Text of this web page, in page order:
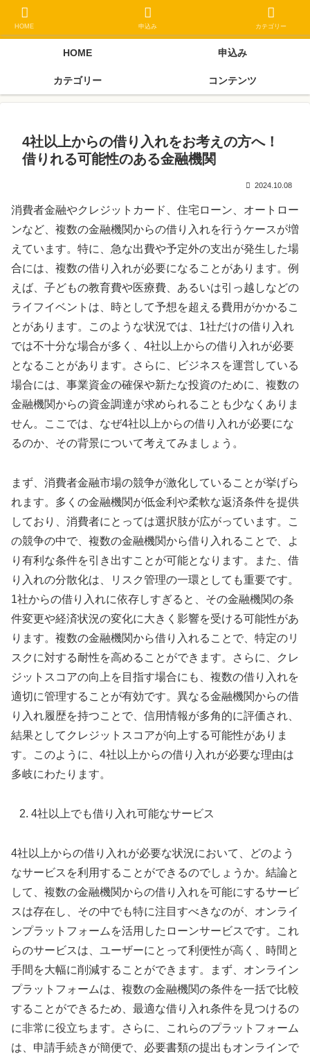
金クローネにご相談ください
HOME 申込み
カテゴリー コンテンツ
4社以上からの借り入れをお考えの方へ！
借りれる可能性のある金融機関
2024.10.08
消費者金融やクレジットカード、住宅ローン、オートロー
ンなど、複数の金融機関からの借り入れを行うケースが増
えています。特に、急な出費や予定外の支出が発生した場
合には、複数の借り入れが必要になることがあります。例
えば、子どもの教育費や医療費、あるいは引っ越しなどの
ライフイベントは、時として予想を超える費用がかかるこ
とがあります。このような状況では、1社だけの借り入れ
では不十分な場合が多く、4社以上からの借り入れが必要
となることがあります。さらに、ビジネスを運営している
場合には、事業資金の確保や新たな投資のために、複数の
金融機関からの資金調達が求められることも少なくありま
せん。ここでは、なぜ4社以上からの借り入れが必要にな
るのか、その背景について考えてみましょう。
まず、消費者金融市場の競争が激化していることが挙げら
れます。多くの金融機関が低金利や柔軟な返済条件を提供
しており、消費者にとっては選択肢が広がっています。こ
の競争の中で、複数の金融機関から借り入れることで、よ
り有利な条件を引き出すことが可能となります。また、借
り入れの分散化は、リスク管理の一環としても重要です。
1社からの借り入れに依存しすぎると、その金融機関の条
件変更や経済状況の変化に大きく影響を受ける可能性があ
ります。複数の金融機関から借り入れることで、特定のリ
スクに対する耐性を高めることができます。さらに、クレ
ジットスコアの向上を目指す場合にも、複数の借り入れを
適切に管理することが有効です。異なる金融機関からの借
り入れ履歴を持つことで、信用情報が多角的に評価され、
結果としてクレジットスコアが向上する可能性がありま
す。このように、4社以上からの借り入れが必要な理由は
多岐にわたります。
4社以上でも借り入れ可能なサービス
4社以上からの借り入れが必要な状況において、どのよう
なサービスを利用することができるのでしょうか。結論と
して、複数の金融機関からの借り入れを可能にするサービ
スは存在し、その中でも特に注目すべきなのが、オンライ
ンプラットフォームを活用したローンサービスです。これ
らのサービスは、ユーザーにとって利便性が高く、時間と
手間を大幅に削減することができます。まず、オンライン
プラットフォームは、複数の金融機関の条件を一括で比較
することができるため、最適な借り入れ条件を見つけるの
に非常に役立ちます。さらに、これらのプラットフォーム
は、申請手続きが簡便で、必要書類の提出もオンラインで
HOME 申込み カテゴリー